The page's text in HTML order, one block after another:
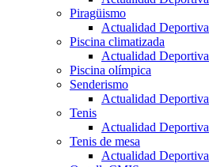
Piragüismo
Actualidad Deportiva
Piscina climatizada
Actualidad Deportiva
Piscina olímpica
Senderismo
Actualidad Deportiva
Tenis
Actualidad Deportiva
Tenis de mesa
Actualidad Deportiva